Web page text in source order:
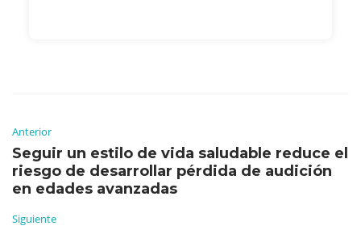
Anterior
Seguir un estilo de vida saludable reduce el
riesgo de desarrollar pérdida de audición
en edades avanzadas
Siguiente